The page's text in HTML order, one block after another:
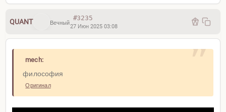
QUANT Вечный
#3235
27 Июн 2025 03:08
mech:
философия
Оригинал